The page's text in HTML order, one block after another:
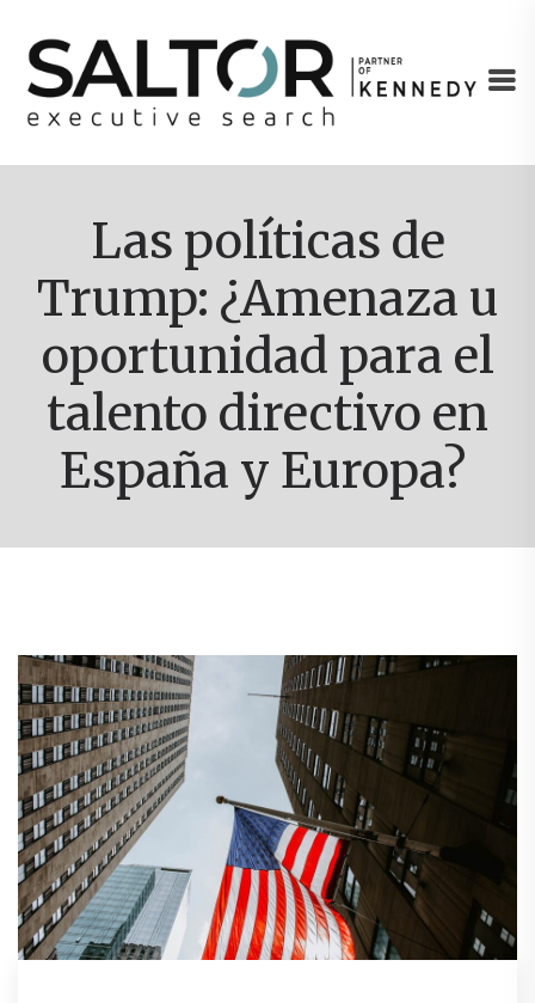
Las políticas de
Trump: ¿Amenaza u
oportunidad para el
talento directivo en
España y Europa?